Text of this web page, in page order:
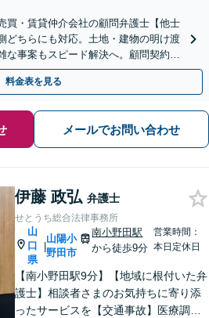
買・賃貸仲介会社の顧問弁護士【他士
どちらにも対応。土地・建物の明け渡
な事案もスピード解決へ。顧問契約も
料金表を見る
メールでお問い合わせ
伊藤 政弘 弁護士
せとうち総合法律事務所
山
口
県
|
山陽小
野田市
南小野田駅
から徒歩9分
営業時間：
本日定休日
【南小野田駅9分】【地域に根付いた弁
護士】相談者さまのお気持ちに寄り添
ったサービスを【交通事故】医療調査